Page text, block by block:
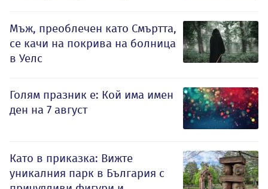
Мъж, преоблечен като Смъртта,
се качи на покрива на болница
в Уелс
Голям празник е: Кой има имен
ден на 7 август
Като в приказка: Вижте
уникалния парк в България с